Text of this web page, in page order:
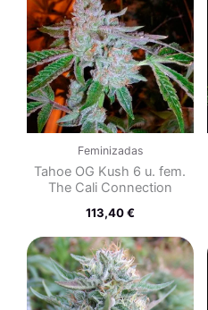
Feminizadas
Tahoe OG Kush 6 u. fem.
The Cali Connection
113,40€